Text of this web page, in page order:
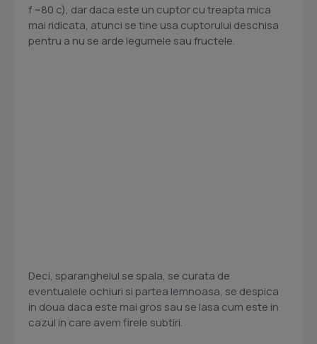
f ~80 c), dar daca este un cuptor cu treapta mica
mai ridicata, atunci se tine usa cuptorului deschisa
pentru a nu se arde legumele sau fructele.
Deci, sparanghelul se spala, se curata de
eventualele ochiuri si partea lemnoasa, se despica
in doua daca este mai gros sau se lasa cum este in
cazul in care avem firele subtiri.